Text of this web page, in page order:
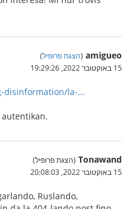
amigueo
(הצגת פרופיל)
15 באוקטובר 2022, 19:29:26
disinformation/la-...
Tonawand (הצגת פרופיל)
15 באוקטובר 2022, 20:08:03
Ruslando,